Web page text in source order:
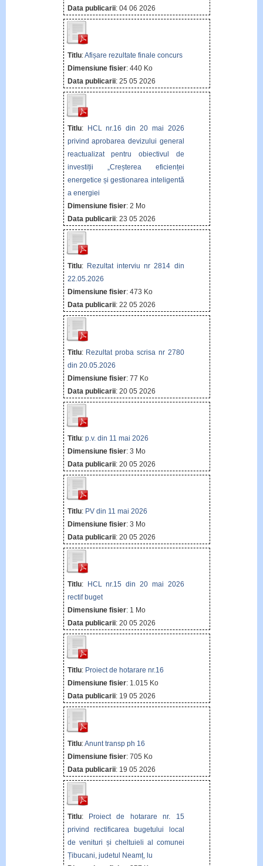
Data publicarii: 04 06 2026
Titlu:Afișare rezultate finale concurs
Dimensiune fisier: 440 Ko
Data publicarii: 25 05 2026
Titlu:
HCL nr.16 din 20 mai 2026
privind aprobarea devizului general
reactualizat pentru obiectivul de
investiții „Creșterea eficienței
energetice și gestionarea inteligentă
a energiei
Dimensiune fisier: 2 Mo
Data publicarii: 23 05 2026
Titlu: Rezultat interviu nr 2814 din
22.05.2026
Dimensiune fisier: 473 Ko
Data publicarii: 22 05 2026
Titlu: Rezultat proba scrisa nr 2780
din 20.05.2026
Dimensiune fisier: 77 Ko
Data publicarii: 20 05 2026
Titlu: p.v. din 11 mai 2026
Dimensiune fisier: 3 Mo
Data publicarii: 20 05 2026
Titlu: PV din 11 mai 2026
Dimensiune fisier: 3 Mo
Data publicarii: 20 05 2026
Titlu:
HCL nr.15 din 20 mai 2026
rectif buget
Dimensiune fisier: 1 Mo
Data publicarii: 20 05 2026
Titlu: Proiect de hotarare nr.16
Dimensiune fisier: 1.015 Ko
Data publicarii: 19 05 2026
Titlu:Anunt transp ph 16
Dimensiune fisier: 705 Ko
Data publicarii: 19 05 2026
Titlu: Proiect de hotarare nr. 15
privind rectificarea bugetului local
de venituri și cheltuieli al comunei
Țibucani, judetul Neamț, lu